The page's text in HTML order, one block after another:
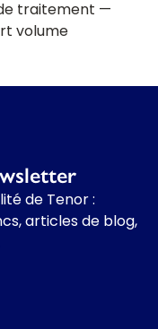
traitement —
volume
de Tenor :
articles de blog,